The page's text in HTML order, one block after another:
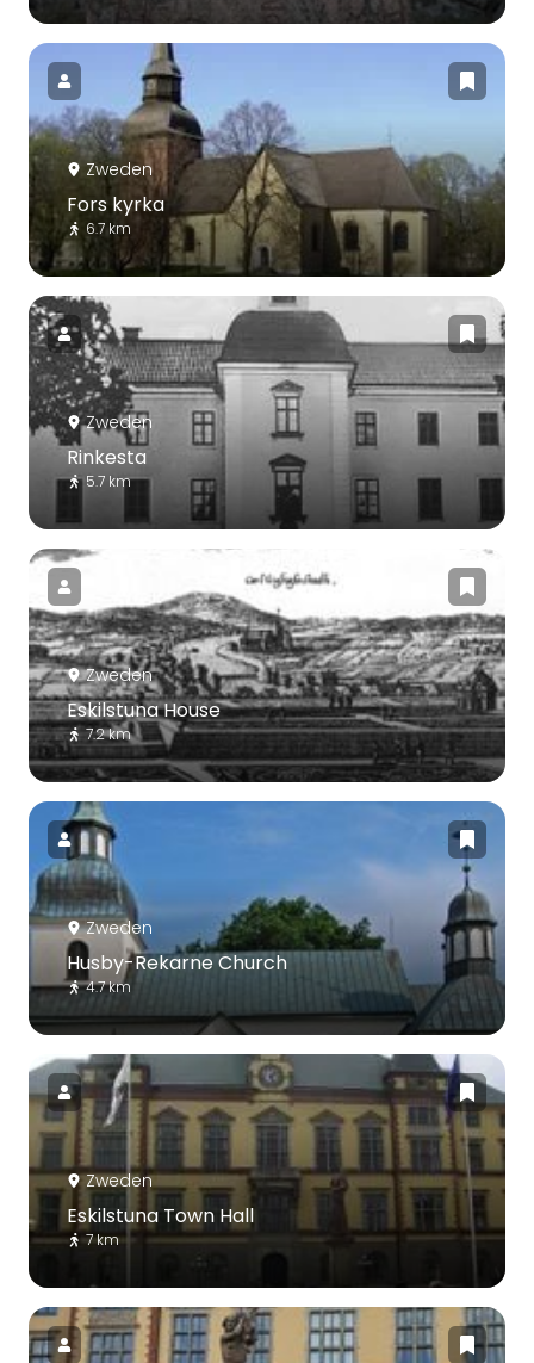
Zweden
Fors kyrka
6.7 km
Zweden
Rinkesta
5.7 km
Zweden
Eskilstuna House
7.2 km
Zweden
Husby-Rekarne Church
4.7 km
Zweden
Eskilstuna Town Hall
7 km